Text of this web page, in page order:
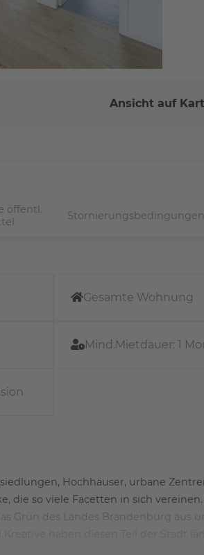
Ansicht auf
öffentl.
Stornierungsbedingungen
Gesamte Wohnung
Mind.Mietdauer: 1
Hochhäuser, urbane
die so viele Facetten in sich vereinen.
Grün des Landes Brandenburg aus